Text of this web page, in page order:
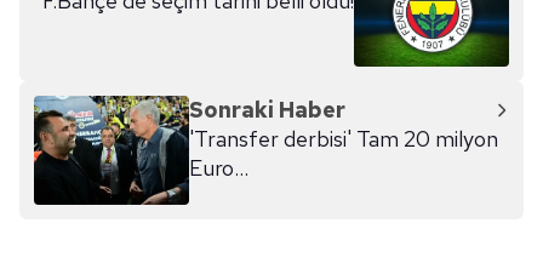
Sonraki Haber
'Transfer derbisi' Tam 20 milyon
Euro...